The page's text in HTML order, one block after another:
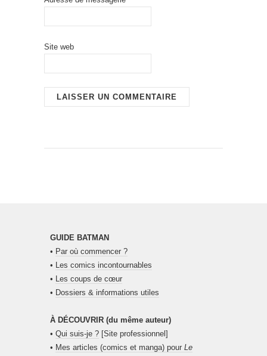
Site web
GUIDE BATMAN
• Par où commencer ?
• Les comics incontournables
• Les coups de cœur
• Dossiers & informations utiles
À DÉCOUVRIR (du même auteur)
• Qui suis-je ? [Site professionnel]
• Mes articles (comics et manga) pour Le